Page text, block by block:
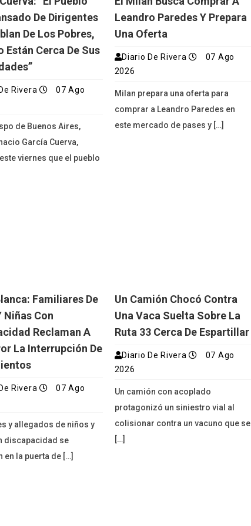
De Dirigentes
De Los Pobres,
Están Cerca De Sus
Rivera
07 Ago
de Buenos Aires,
García Cuerva,
viernes que el pueblo
Leandro Paredes Y Prepara
Una Oferta
Diario De Rivera
07 Ago
2026
Milan prepara una oferta para
comprar a Leandro Paredes en
este mercado de pases y […]
Familiares De
Niñas Con
Reclaman A
La Interrupción De
Rivera
07 Ago
y allegados de niños y
discapacidad se
en la puerta de […]
Un Camión Chocó Contra
Una Vaca Suelta Sobre La
Ruta 33 Cerca De Espartillar
Diario De Rivera
07 Ago
2026
Un camión con acoplado
protagonizó un siniestro vial al
colisionar contra un vacuno que se
[…]